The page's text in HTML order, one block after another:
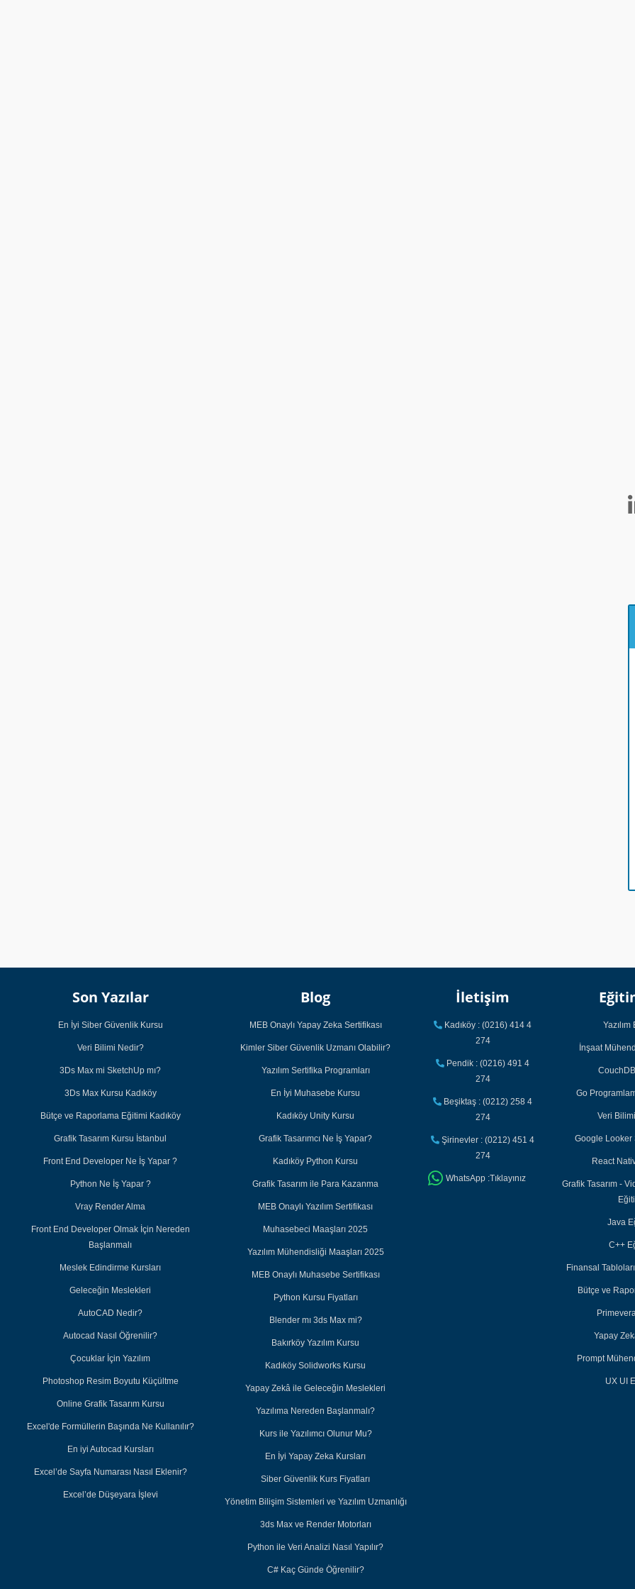
Son Yazılar
En İyi Siber Güvenlik Kursu
Veri Bilimi Nedir?
3Ds Max mi SketchUp mı?
3Ds Max Kursu Kadıköy
Bütçe ve Raporlama Eğitimi Kadıköy
Grafik Tasarım Kursu İstanbul
Front End Developer Ne İş Yapar ?
Python Ne İş Yapar ?
Vray Render Alma
Front End Developer Olmak İçin Nereden
Başlanmalı
Meslek Edindirme Kursları
Geleceğin Meslekleri
AutoCAD Nedir?
Autocad Nasıl Öğrenilir?
Çocuklar İçin Yazılım
Photoshop Resim Boyutu Küçültme
Online Grafik Tasarım Kursu
Excel'de Formüllerin Başında Ne Kullanılır?
En iyi Autocad Kursları
Excel’de Sayfa Numarası Nasıl Eklenir?
Excel’de Düşeyara İşlevi
Blog
MEB Onaylı Yapay Zeka Sertifikası
Kimler Siber Güvenlik Uzmanı Olabilir?
Yazılım Sertifika Programları
En İyi Muhasebe Kursu
Kadıköy Unity Kursu
Grafik Tasarımcı Ne İş Yapar?
Kadıköy Python Kursu
Grafik Tasarım ile Para Kazanma
MEB Onaylı Yazılım Sertifikası
Muhasebeci Maaşları 2025
Yazılım Mühendisliği Maaşları 2025
MEB Onaylı Muhasebe Sertifikası
Python Kursu Fiyatları
Blender mı 3ds Max mi?
Bakırköy Yazılım Kursu
Kadıköy Solidworks Kursu
Yapay Zekâ ile Geleceğin Meslekleri
Yazılıma Nereden Başlanmalı?
Kurs ile Yazılımcı Olunur Mu?
En İyi Yapay Zeka Kursları
Siber Güvenlik Kurs Fiyatları
Yönetim Bilişim Sistemleri ve Yazılım Uzmanlığı
3ds Max ve Render Motorları
Python ile Veri Analizi Nasıl Yapılır?
C# Kaç Günde Öğrenilir?
İletişim
Kadıköy : (0216) 414 4
274
Pendik : (0216) 491 4
274
Beşiktaş : (0212) 258 4
274
Şirinevler : (0212) 451 4
274
WhatsApp :Tıklayınız
İnşaat
Go
Veri
Google Looker
React
Grafik Tasarım -
Java
C++
Finansal
Bütçe ve
Yapay
Prompt
UX UI